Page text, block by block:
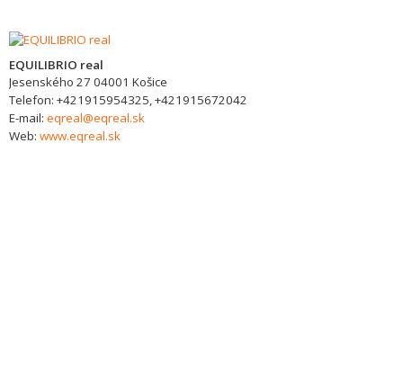
EQUILIBRIO real
Jesenského 27 04001 Košice
Telefon: +421915954325, +421915672042
E-mail: eqreal@eqreal.sk
Web: www.eqreal.sk